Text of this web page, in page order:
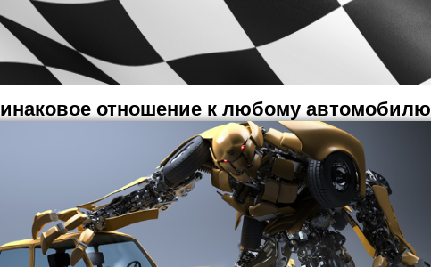
отношение к любому автомобилю